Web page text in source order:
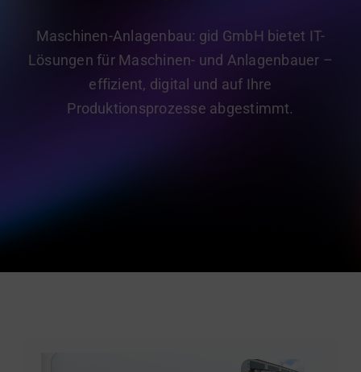
Kontakt
Maschinen-Anlagenbau: gid GmbH bietet IT-
Lösungen für Maschinen- und Anlagenbauer –
effizient, digital und auf Ihre
Produktionsprozesse abgestimmt.